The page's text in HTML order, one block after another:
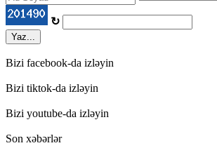
↻
Yaz...
Bizi facebook-da izləyin
Bizi tiktok-da izləyin
Bizi youtube-da izləyin
Son xəbərlər